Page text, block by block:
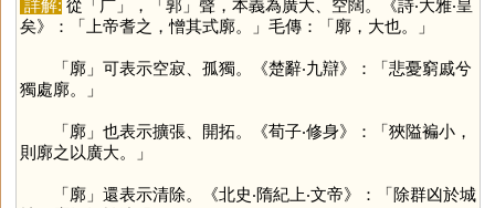
詳解: 從「广」，「郭 」聲，本義為廣大、空闊。《詩‧大雅‧皇
矣》：「上帝耆之，憎其式廓。」毛傳：「廓，大也。」
「廓」可表示空寂、孤獨。《楚辭‧九辯》：「悲憂窮戚兮
獨處廓。」
「廓」也表示擴張、開拓。《荀子‧修身》：「狹隘褊小，
則廓之以廣大。」
「廓」還表示清除。《北史‧隋紀上‧文帝》：「除群凶於城